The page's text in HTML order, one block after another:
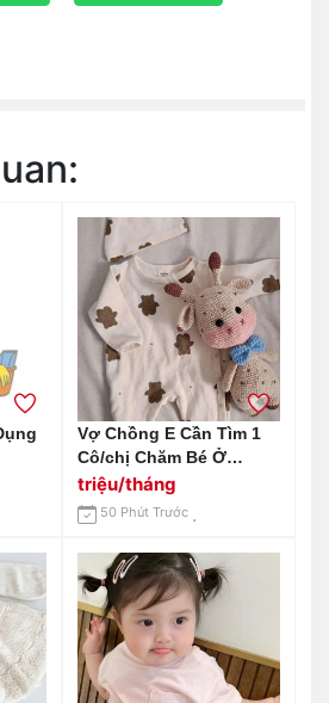
Vợ Chồng E Cần Tìm 1
Cô/chị Chăm Bé Ở
Chung Cư Quân Đội
Quận Gò Vấp Lương 13
Triệu Ạ
triệu/tháng
50 Phút Trước